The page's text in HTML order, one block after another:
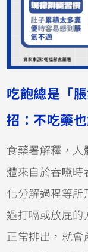
吃飽總是「
招：不吃藥
食藥署解釋，人
體來自於吞嚥時
化分解過程等所
過打嗝或放屁的
正常排出，就會